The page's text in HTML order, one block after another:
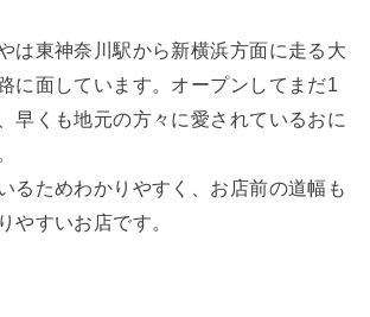
は東神奈川駅から新横浜方面に走る大
に面しています。オープンしてまだ1
早くも地元の方々に愛されているおに
るためわかりやすく、お店前の道幅も
やすいお店です。